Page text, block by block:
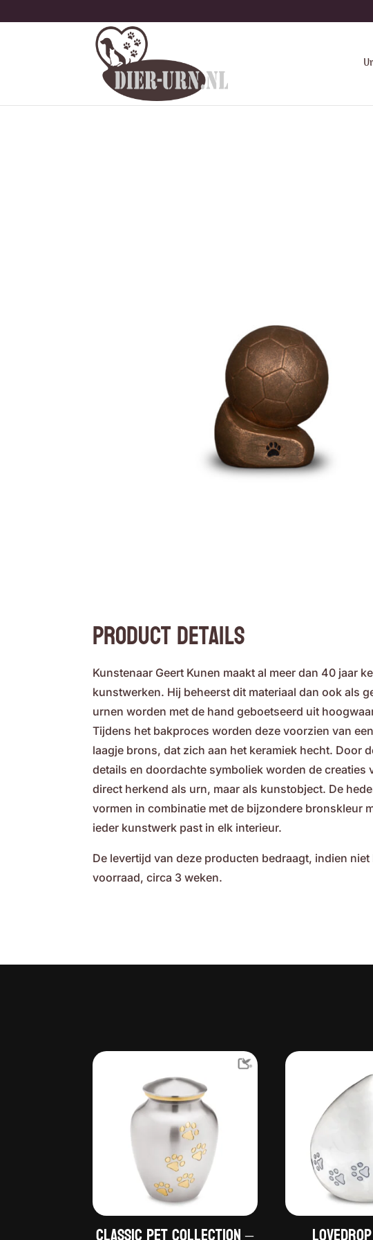
Product Details
Kunstenaar Geert Kunen maakt al meer dan 40 jaar
kunstwerken. Hij beheerst dit materiaal dan ook als
urnen worden met de hand geboetseerd uit
Tijdens het bakproces worden deze voorzien van
laagje brons, dat zich aan het keramiek hecht. Door
details en doordachte symboliek worden de creaties
direct herkend als urn, maar als kunstobject. De
vormen in combinatie met de bijzondere bronskleur
ieder kunstwerk past in elk interieur.
De levertijd van deze producten bedraagt, indien
voorraad, circa 3 weken.